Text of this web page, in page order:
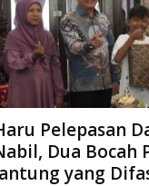
Pelepasan
Dua Bocah
yang